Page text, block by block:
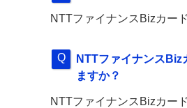
NTTファイナンスBizカー
NTTファイナンスBiz
ますか？
NTTファイナンスBizカー